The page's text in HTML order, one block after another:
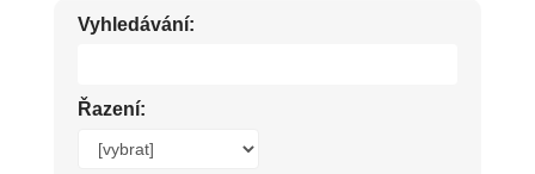
Vyhledávání:
Řazení: